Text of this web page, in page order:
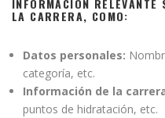
INFORMACIÓN RELEVANTE
LA CARRERA, COMO:
Datos personales:
categoría, etc.
Información de la
puntos de hidratación, etc.